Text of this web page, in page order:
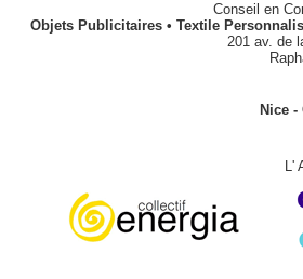
Conseil en
Objets Publicitaires • Textile
201 av. de
Nice -
L'